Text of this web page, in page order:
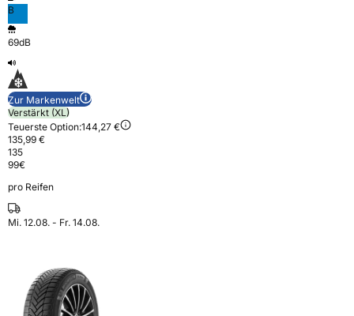
B
69dB
Zur Markenwelt
Verstärkt (XL)
Teuerste Option:144,27 €
135,99 €
135
99€
pro Reifen
Mi. 12.08. - Fr. 14.08.